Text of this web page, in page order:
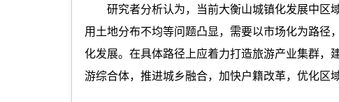
研究者分析认为，当前大衡山城镇化发展中区
用土地分布不均等问题凸显，需要以市场化为路径
化发展。在具体路径上应着力打造旅游产业集群，
游综合体，推进城乡融合，加快户籍改革，优化区